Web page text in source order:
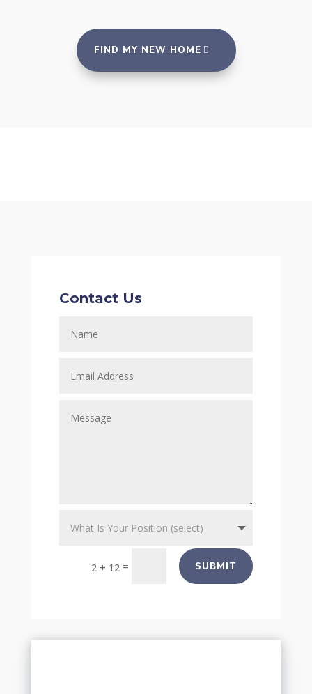
FIND MY NEW HOME
Contact Us
2 + 12 = SUBMIT